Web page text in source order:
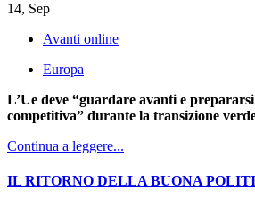
14, Sep
Avanti online
Europa
L’Ue deve “guardare avanti e
competitiva” durante la transizione
Continua a leggere...
IL RITORNO DELLA BUONA